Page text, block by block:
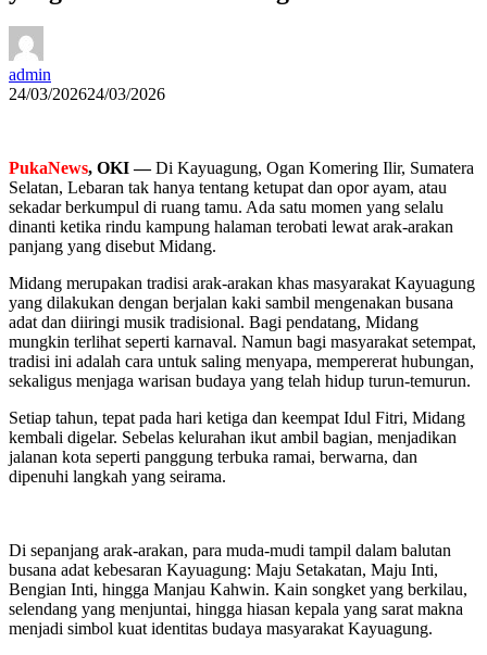
admin
24/03/202624/03/2026
PukaNews, OKI —Di Kayuagung, Ogan Komering Ilir, Sumatera
Selatan, Lebaran tak hanya tentang ketupat dan opor ayam, atau
sekadar berkumpul di ruang tamu. Ada satu momen yang selalu
dinanti ketika rindu kampung halaman terobati lewat arak-arakan
panjang yang disebut Midang.
Midang merupakan tradisi arak-arakan khas masyarakat Kayuagung
yang dilakukan dengan berjalan kaki sambil mengenakan busana
adat dan diiringi musik tradisional. Bagi pendatang, Midang
mungkin terlihat seperti karnaval. Namun bagi masyarakat setempat,
tradisi ini adalah cara untuk saling menyapa, mempererat hubungan,
sekaligus menjaga warisan budaya yang telah hidup turun-temurun.
Setiap tahun, tepat pada hari ketiga dan keempat Idul Fitri, Midang
kembali digelar. Sebelas kelurahan ikut ambil bagian, menjadikan
jalanan kota seperti panggung terbuka ramai, berwarna, dan
dipenuhi langkah yang seirama.
Di sepanjang arak-arakan, para muda-mudi tampil dalam balutan
busana adat kebesaran Kayuagung: Maju Setakatan, Maju Inti,
Bengian Inti, hingga Manjau Kahwin. Kain songket yang berkilau,
selendang yang menjuntai, hingga hiasan kepala yang sarat makna
menjadi simbol kuat identitas budaya masyarakat Kayuagung.